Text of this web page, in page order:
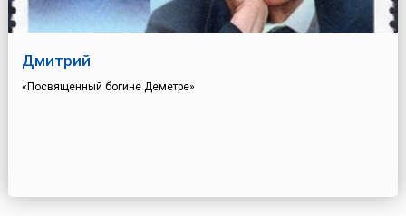
Дмитрий
«Посвященный богине Деметре»